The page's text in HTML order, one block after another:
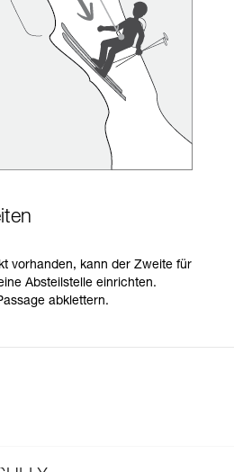
vorhanden, kann der Zweite für
Absteilstelle einrichten.
abklettern.